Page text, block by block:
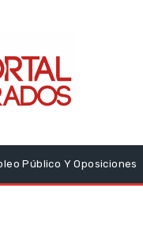
Público Y Oposiciones